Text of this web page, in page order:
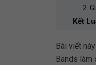
2.
Kết
Bài viết
Bands làm